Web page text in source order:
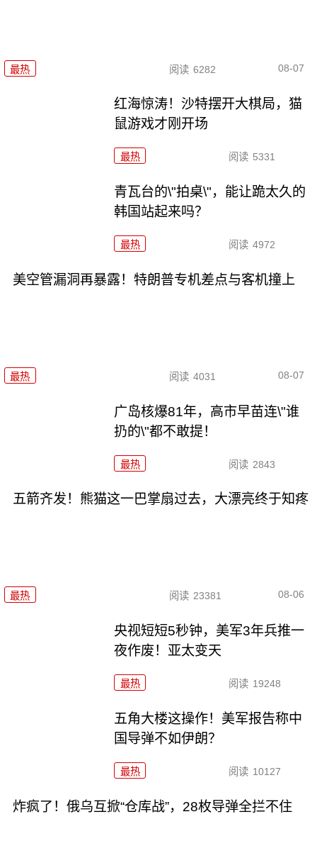
最热 阅读 6282 08-07
红海惊涛！沙特摆开大棋局，猫
鼠游戏才刚开场
最热 阅读 5331
青瓦台的\"拍桌\"，能让跪太久的
韩国站起来吗？
最热 阅读 4972
美空管漏洞再暴露！特朗普专机差点与客机撞上
最热 阅读 4031 08-07
广岛核爆81年，高市早苗连\"谁
扔的\"都不敢提！
最热 阅读 2843
五箭齐发！熊猫这一巴掌扇过去，大漂亮终于知疼
最热 阅读 23381 08-06
央视短短5秒钟，美军3年兵推一
夜作废！亚太变天
最热 阅读 19248
五角大楼这操作！美军报告称中
国导弹不如伊朗？
最热 阅读 10127
炸疯了！俄乌互掀“仓库战”，28枚导弹全拦不住